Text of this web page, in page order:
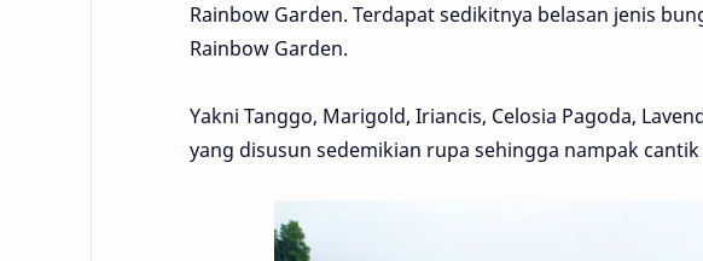
Rainbow Garden. Terdapat sedikitnya belasan jenis
Rainbow Garden.
Yakni Tanggo, Marigold, Iriancis, Celosia Pagoda,
yang disusun sedemikian rupa sehingga nampak